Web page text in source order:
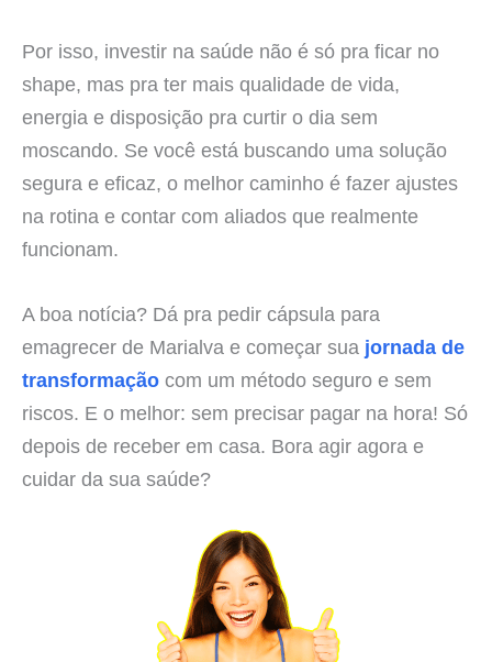
Por isso, investir na saúde não é só pra ficar no
shape, mas pra ter mais qualidade de vida,
energia e disposição pra curtir o dia sem
moscando. Se você está buscando uma solução
segura e eficaz, o melhor caminho é fazer ajustes
na rotina e contar com aliados que realmente
funcionam.
A boa notícia? Dá pra pedir cápsula para
emagrecer de Marialva e começar sua jornada de
transformação com um método seguro e sem
riscos. E o melhor: sem precisar pagar na hora! Só
depois de receber em casa. Bora agir agora e
cuidar da sua saúde?